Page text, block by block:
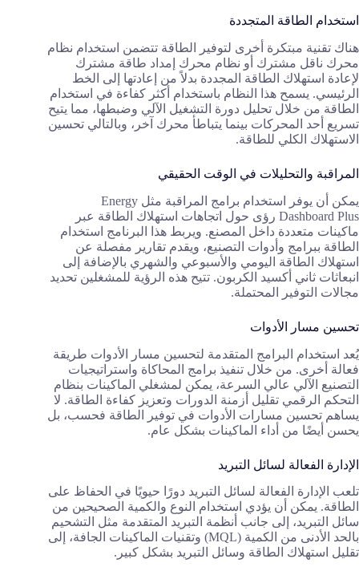
استخدام الطاقة المتجددة
هناك تقنية مبتكرة أخرى لتوفير الطاقة تتضمن استخدام نظام
محرك ناقل مشترك أو نظام محرك إمداد طاقة مشترك
لإعادة استهلاك الطاقة المجددة بدلاً من إعادتها إلى الخط
الرئيسي. يسمح هذا النظام باستخدام أكثر كفاءة في استخدام
الطاقة من خلال تحليل دورة التشغيل الآلي وضبطها، مما يتيح
تسريع أحد المحركات بينما يتباطأ محرك آخر، وبالتالي تحسين
الاستهلاك الكلي للطاقة.
المراقبة والتحليلات في الوقت الحقيقي
يمكن أن يوفر استخدام برامج المراقبة مثل Energy
Dashboard Plus رؤى حول اتجاهات استهلاك الطاقة عبر
ماكينات متعددة داخل المصنع. ويربط هذا البرنامج استخدام
الطاقة ببرامج وأدوات التصنيع، ويقدم تقارير مفصلة عن
استهلاك الطاقة اليومي والأسبوعي والشهري بالإضافة إلى
انبعاثات ثاني أكسيد الكربون. تتيح هذه الرؤية للمشغلين تحديد
مجالات التوفير المحتملة.
تحسين مسار الأدوات
يُعد استخدام البرامج المتقدمة لتحسين مسار الأدوات طريقة
فعالة أخرى. من خلال تنفيذ برامج المحاكاة واستراتيجيات
التصنيع الآلي عالي السرعة، يمكن لمشغلي الماكينات بنظام
التحكم الرقمي تقليل أزمنة الدورات وتعزيز كفاءة الطاقة. لا
يساهم تحسين مسارات الأدوات في توفير الطاقة فحسب، بل
يحسن أيضًا من أداء الماكينات بشكل عام.
الإدارة الفعالة لسائل التبريد
تلعب الإدارة الفعالة لسائل التبريد دورًا حيويًا في الحفاظ على
الطاقة. يمكن أن يؤدي استخدام النوع والكمية الصحيحين من
سائل التبريد، إلى جانب أنظمة التبريد المتقدمة مثل التشحيم
بالحد الأدنى من الكمية (MQL) وتقنيات الماكينات الجافة، إلى
تقليل استهلاك الطاقة وسائل التبريد بشكل كبير.